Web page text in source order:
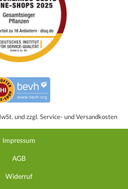
und zzgl. Service- und Versandkosten
Impressum
AGB
Widerruf